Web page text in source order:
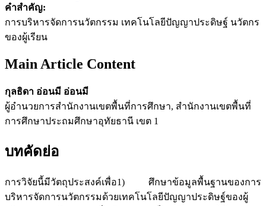
คำสำคัญ:
การบริหารจัดการนวัตกรรม เทคโนโลยีปัญญาประดิษฐ์ นวัตกร
ของผู้เรียน
Main Article Content
กุลธิดา อ่อนมี อ่อนมี
ผู้อำนวยการสำนักงานเขตพื้นที่การศึกษา, สำนักงานเขตพื้นที่
การศึกษาประถมศึกษาอุทัยธานี เขต 1
บทคัดย่อ
การวิจัยนี้มีวัตถุประสงค์เพื่อ1) ศึกษาข้อมูลพื้นฐานของการ
บริหารจัดการนวัตกรรมด้วยเทคโนโลยีปัญญาประดิษฐ์ของผู้